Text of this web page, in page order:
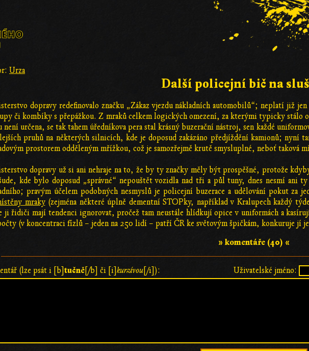
Urza
Další policejní bič na
dopravy redefinovalo značku „Zákaz vjezdu nákladních automobilů“; neplatí již
či kombíky s přepážkou. Z mraků celkem logických omezení, za kterými typicky
není určena, se tak tahem úředníkova pera stal krásný buzerační nástroj, sen každé
pruhů na některých silnicích, kde je doposud zakázáno předjíždění kamionů; nyní
prostorem odděleným mřížkou, což je samozřejmě krutě smysluplné, neboť taková
dopravy už si ani nehraje na to, že by ty značky měly být prospěšné, protože
kde bylo doposud „správné“ nepouštět vozidla nad tři a půl tuny, dnes nesmí ani
pravým účelem podobných nesmyslů je policejní buzerace a udělování pokut za
mraky(zejména některé úplně dementní STOPky, například v Kralupech každý
ji řidiči mají tendenci ignorovat, pročež tam neustále hlídkují opice v uniformách a
(v koncentraci fízlů – jeden na 250 lidí – patří ČR ke světovým špičkám, konkuruje jí
» komentáře (40) «
Uživatelské jméno:
(lze psát i [b] tučně [/b] či [i] kurzívou [/i]):